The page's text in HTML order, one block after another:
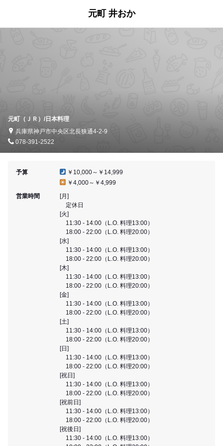
元町 井おか
元町（ＪＲ）/日本料理
兵庫県神戸市中央区北長狭通4-2-9
078-391-2522
予算
￥10,000～￥14,999
￥4,000～￥4,999
営業時間
[月]
定休日
[火]
11:30 - 14:00（L.O. 料理13:00）
18:00 - 22:00（L.O. 料理20:00）
[水]
11:30 - 14:00（L.O. 料理13:00）
18:00 - 22:00（L.O. 料理20:00）
[木]
11:30 - 14:00（L.O. 料理13:00）
18:00 - 22:00（L.O. 料理20:00）
[金]
11:30 - 14:00（L.O. 料理13:00）
18:00 - 22:00（L.O. 料理20:00）
[土]
11:30 - 14:00（L.O. 料理13:00）
18:00 - 22:00（L.O. 料理20:00）
[日]
11:30 - 14:00（L.O. 料理13:00）
18:00 - 22:00（L.O. 料理20:00）
[祝日]
11:30 - 14:00（L.O. 料理13:00）
18:00 - 22:00（L.O. 料理20:00）
[祝前日]
11:30 - 14:00（L.O. 料理13:00）
18:00 - 22:00（L.O. 料理20:00）
[祝後日]
11:30 - 14:00（L.O. 料理13:00）